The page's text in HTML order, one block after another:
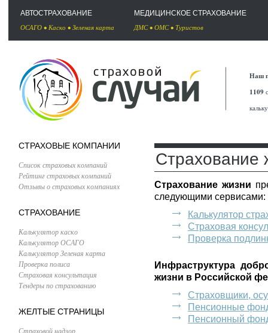
АВТОСТРАХОВАНИЕ
ОСАГО • Каско • Зеленая карта
МЕДИЦИНСКОЕ СТРАХОВАНИЕ
ДМС• ОМС• Туристов
Наш
1109
СТРАХОВЫЕ КОМПАНИИ
Список страховых компаний
Рейтинг страховых компаний
Отзывы о страховых компаниях
СТРАХОВАНИЕ
Калькулятор каско
Калькулятор ОСАГО
Калькулятор Зеленая карта
Проверка полиса
Страховая консультация
Тендеры по страхованию
ЖЕЛТЫЕ СТРАНИЦЫ
Страховой надзор
Страхование
Страхование жизни
следующими сервисами:
Калькулятор
Страховая
Проверка
Инфраструктура
жизни в Российской
Страховщики,
Пенсионные
Пенсионный